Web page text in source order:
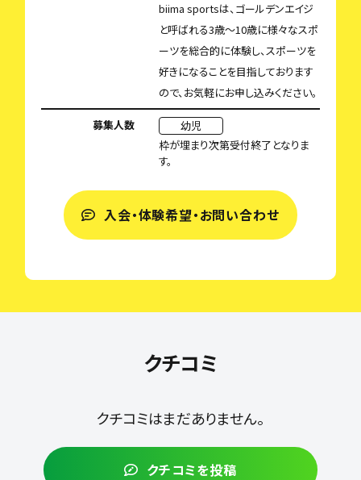
biima sportsは、ゴールデンエイジ
と呼ばれる3歳〜10歳に様々なスポ
ーツを総合的に体験し、スポーツを
好きになることを目指しております
ので、お気軽にお申し込みください。
募集人数
幼児
枠が埋まり次第受付終了となりま
す。
入会・体験希望・お問い合わせ
クチコミ
クチコミはまだありません。
クチコミを投稿